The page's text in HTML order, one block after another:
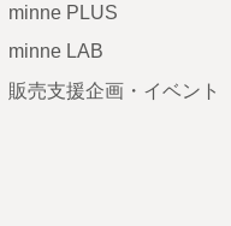
minne PLUS
minne LAB
販売支援企画・イベント